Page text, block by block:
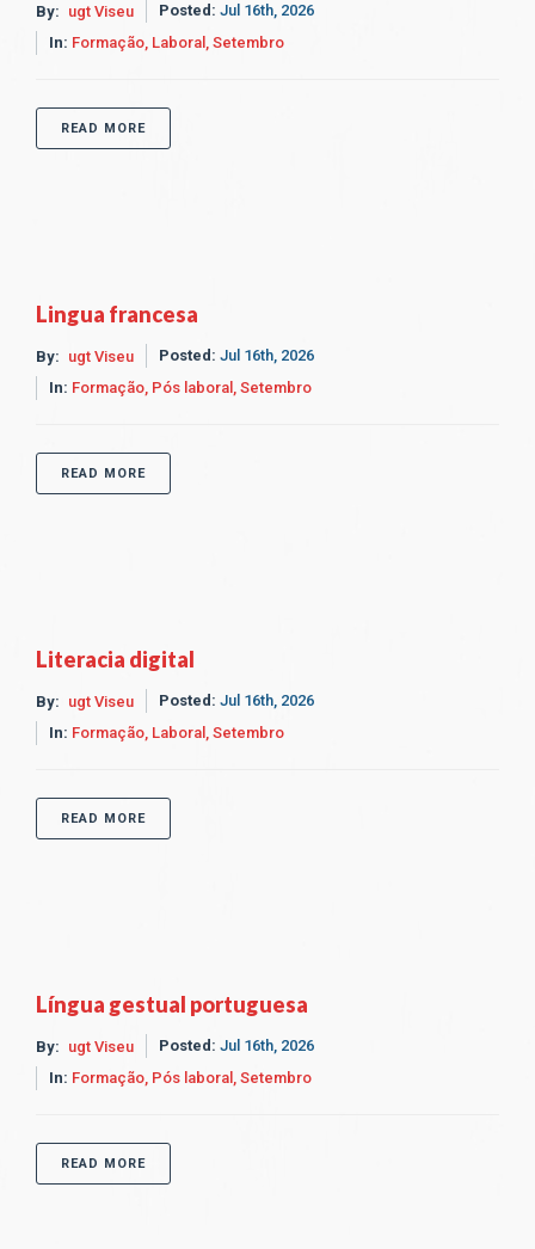
By: ugt Viseu Posted: Jul 16th, 2026
In: Formação, Laboral, Setembro
READ MORE
Lingua francesa
By: ugt Viseu Posted: Jul 16th, 2026
In: Formação, Pós laboral, Setembro
READ MORE
Literacia digital
By: ugt Viseu Posted: Jul 16th, 2026
In: Formação, Laboral, Setembro
READ MORE
Língua gestual portuguesa
By: ugt Viseu Posted: Jul 16th, 2026
In: Formação, Pós laboral, Setembro
READ MORE